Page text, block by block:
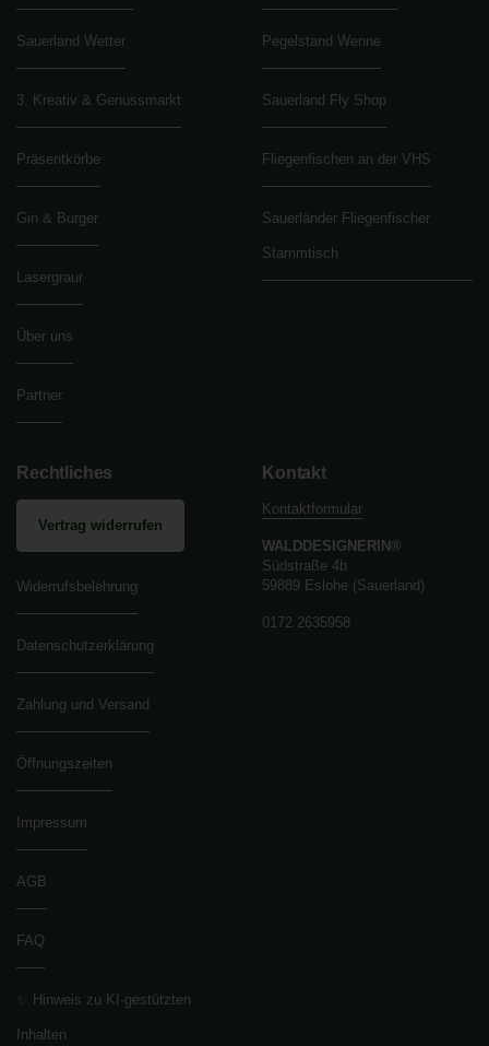
Sauerland Wetter
3. Kreativ & Genussmarkt
Präsentkörbe
Gin & Burger
Lasergraur
Über uns
Partner
Pegelstand Wenne
Sauerland Fly Shop
Fliegenfischen an der VHS
Sauerländer Fliegenfischer
Stammtisch
Rechtliches
Vertrag widerrufen
Widerrufsbelehrung
Datenschutzerklärung
Zahlung und Versand
Öffnungszeiten
Impressum
AGB
FAQ
✨ Hinweis zu KI-gestützten
Inhalten
Kontakt
Kontaktformular
WALDDESIGNERIN®
Südstraße 4b
59889 Eslohe (Sauerland)
0172 2635958